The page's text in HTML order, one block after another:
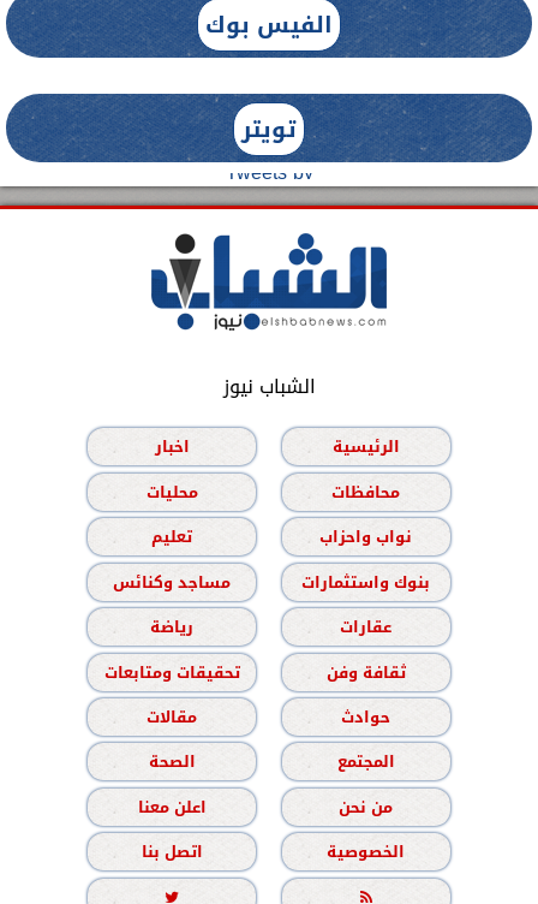
الفيس بوك
تويتر
Tweets by
الشباب نيوز
الرئيسية
اخبار
محافظات
محليات
نواب واحزاب
تعليم
بنوك واستثمارات
مساجد وكنائس
عقارات
رياضة
ثقافة وفن
تحقيقات ومتابعات
حوادث
مقالات
المجتمع
الصحة
من نحن
اعلن معنا
الخصوصية
اتصل بنا

